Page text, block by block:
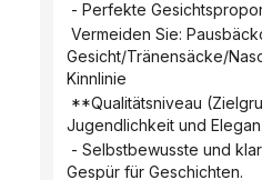
- Perfekte
Gesicht/Tränensäcke/
Kinnlinie
Jugendlichkeit und
Gespür für Geschichten.